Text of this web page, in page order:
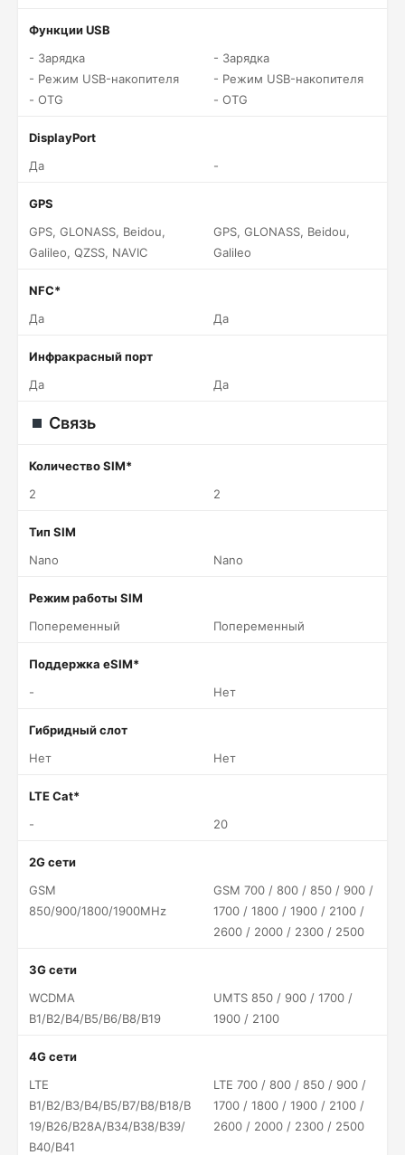
Функции USB
- Зарядка
- Режим USB-накопителя
- OTG
- Зарядка
- Режим USB-накопителя
- OTG
DisplayPort
Да
-
GPS
GPS, GLONASS, Beidou,
Galileo, QZSS, NAVIC
GPS, GLONASS, Beidou,
Galileo
NFC*
Да
Да
Инфракрасный порт
Да
Да
Связь
Количество SIM*
2
2
Тип SIM
Nano
Nano
Режим работы SIM
Попеременный
Попеременный
Поддержка eSIM*
-
Нет
Гибридный слот
Нет
Нет
LTE Cat*
-
20
2G сети
GSM
850/900/1800/1900MHz
GSM 700 / 800 / 850 / 900 /
1700 / 1800 / 1900 / 2100 /
2600 / 2000 / 2300 / 2500
3G сети
WCDMA
B1/B2/B4/B5/B6/B8/B19
UMTS 850 / 900 / 1700 /
1900 / 2100
4G сети
LTE
B1/B2/B3/B4/B5/B7/B8/B18/B
19/B26/B28A/B34/B38/B39/
B40/B41
LTE 700 / 800 / 850 / 900 /
1700 / 1800 / 1900 / 2100 /
2600 / 2000 / 2300 / 2500